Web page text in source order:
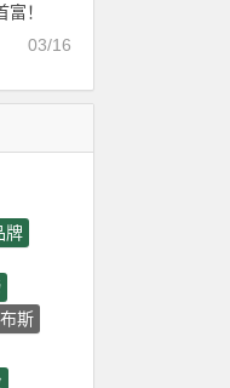
！
03/16
牌
斯